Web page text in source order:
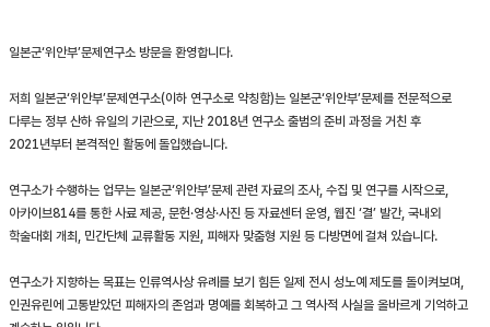
일본군‘위안부’문제연구소 방문을 환영합니다.
저희 일본군‘위안부’문제연구소(이하 연구소로 약칭함)는 일본군‘위안부’문제를 전문적으로
다루는 정부 산하 유일의 기관으로, 지난 2018년 연구소 출범의 준비 과정을 거친 후
2021년부터 본격적인 활동에 돌입했습니다.
연구소가 수행하는 업무는 일본군‘위안부’문제 관련 자료의 조사, 수집 및 연구를 시작으로,
아카이브814를 통한 사료 제공, 문헌·영상·사진 등 자료센터 운영, 웹진 ‘결’ 발간, 국내외
학술대회 개최, 민간단체 교류활동 지원, 피해자 맞춤형 지원 등 다방면에 걸쳐 있습니다.
연구소가 지향하는 목표는 인류역사상 유례를 보기 힘든 일제 전시 성노예 제도를 돌이켜보며,
인권유린에 고통받았던 피해자의 존엄과 명예를 회복하고 그 역사적 사실을 올바르게 기억하고